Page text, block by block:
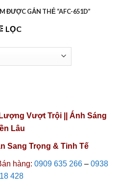
ĐƯỢC GẮN THẺ “AFC-651D”
LỌC
Vượt Trội || Ánh Sáng
Lâu
Sang Trọng & Tinh Tế
hàng: 0909 635 266 – 0938
428